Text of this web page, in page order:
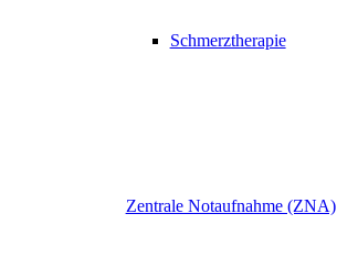
Schmerztherapie
Zentrale Notaufnahme (ZNA)